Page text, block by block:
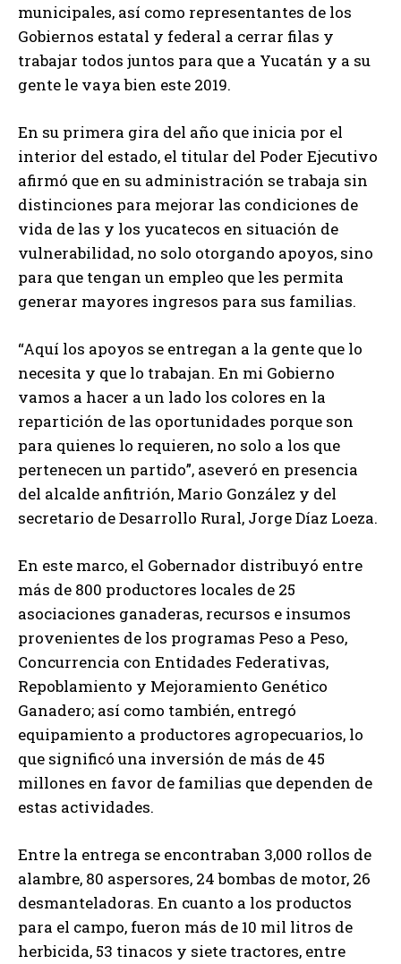
municipales, así como representantes de los
Gobiernos estatal y federal a cerrar filas y
trabajar todos juntos para que a Yucatán y a su
gente le vaya bien este 2019.
En su primera gira del año que inicia por el
interior del estado, el titular del Poder Ejecutivo
afirmó que en su administración se trabaja sin
distinciones para mejorar las condiciones de
vida de las y los yucatecos en situación de
vulnerabilidad, no solo otorgando apoyos, sino
para que tengan un empleo que les permita
generar mayores ingresos para sus familias.
“Aquí los apoyos se entregan a la gente que lo
necesita y que lo trabajan. En mi Gobierno
vamos a hacer a un lado los colores en la
repartición de las oportunidades porque son
para quienes lo requieren, no solo a los que
pertenecen un partido”, aseveró en presencia
del alcalde anfitrión, Mario González y del
secretario de Desarrollo Rural, Jorge Díaz Loeza.
En este marco, el Gobernador distribuyó entre
más de 800 productores locales de 25
asociaciones ganaderas, recursos e insumos
provenientes de los programas Peso a Peso,
Concurrencia con Entidades Federativas,
Repoblamiento y Mejoramiento Genético
Ganadero; así como también, entregó
equipamiento a productores agropecuarios, lo
que significó una inversión de más de 45
millones en favor de familias que dependen de
estas actividades.
Entre la entrega se encontraban 3,000 rollos de
alambre, 80 aspersores, 24 bombas de motor, 26
desmanteladoras. En cuanto a los productos
para el campo, fueron más de 10 mil litros de
herbicida, 53 tinacos y siete tractores, entre